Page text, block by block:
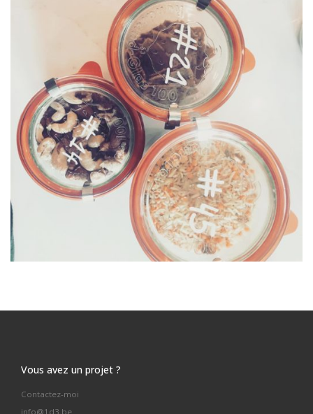
Vous avez un projet ?
Contactez-moi
info@1d3.be